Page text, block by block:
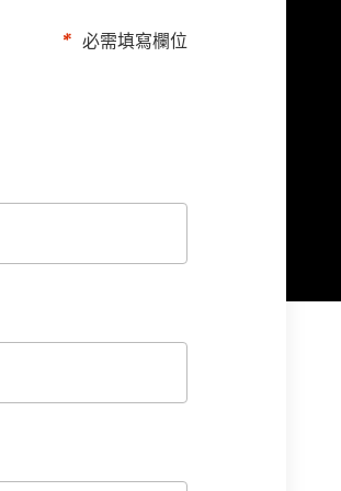
必需填寫欄位